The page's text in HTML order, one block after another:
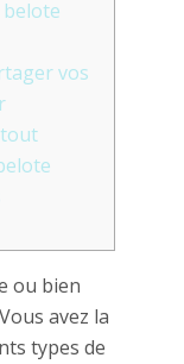
vos
ou bien
avez la
types de